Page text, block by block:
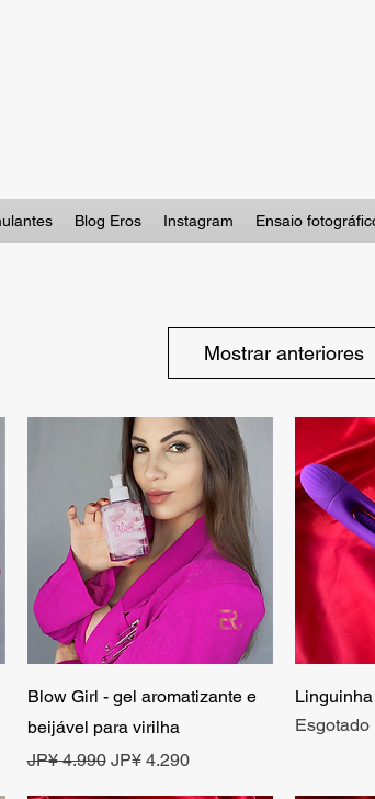
Blog Eros Instagram Ensaio
Mostrar anteriores
Visualização rápida
Blow Girl - gel aromatizante e
beijável para virilha
Preço normal
JP¥ 4.990 Preço promocional
JP¥ 4.290
Esgotado